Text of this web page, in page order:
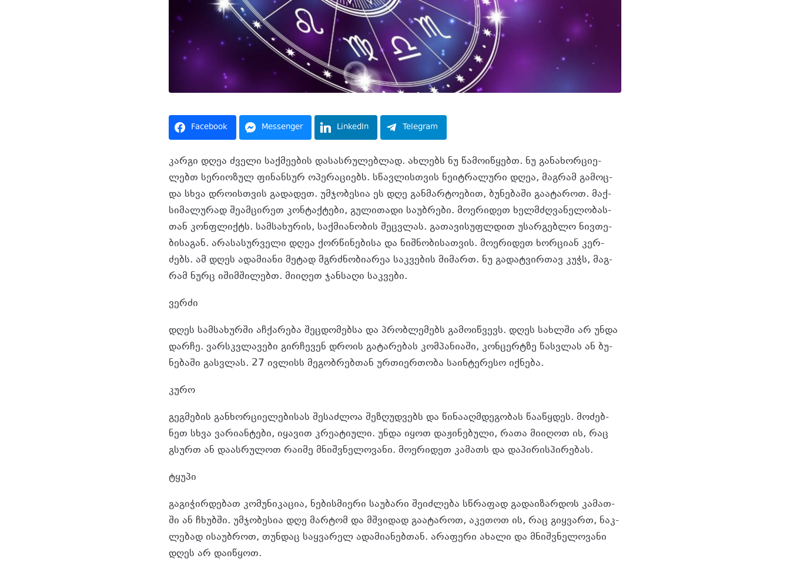
Facebook Messenger LinkedIn Telegram
კარ­გი დღეა ძვე­ლი საქ­მე­ე­ბის და­სას­რუ­ლებ­ლად. ახ­ლებს ნუ წა­მო­ი­წყებთ. ნუ გა­ნა­ხორ­ცი­ე­
ლებთ სე­რი­ო­ზულ ფი­ნან­სურ ოპე­რა­ცი­ებს. სწავ­ლის­თვის ნე­იტ­რა­ლუ­რი დღეა, მაგ­რამ გა­მოც­
და სხვა დრო­ის­თვის გა­და­დეთ. უმ­ჯო­ბე­სია ეს დღე გან­მარ­ტო­ე­ბით, ბუ­ნე­ბა­ში გა­ა­ტა­როთ. მაქ­
სი­მა­ლუ­რად შე­ამ­ცი­რეთ კონ­ტაქ­ტე­ბი, გუ­ლი­თა­დი სა­უბ­რე­ბი. მო­ე­რი­დეთ ხელ­მძღვა­ნე­ლო­ბას­
თან კონ­ფლიქტს. სამ­სა­ხუ­რის, საქ­მი­ა­ნო­ბის შეც­ვლას. გა­თა­ვი­სუფ­ლდით უსარ­გებ­ლო ნივ­თე­
ბი­სა­გან. არა­სა­სურ­ვე­ლი დღეა ქორ­წი­ნე­ბი­სა და ნიშ­ნო­ბი­სათ­ვის. მო­ე­რი­დეთ ხორ­ცი­ან კერ­
ძებს. ამ დღეს ადა­მი­ა­ნი მე­ტად მგრძნო­ბი­ა­რეა საკ­ვე­ბის მი­მართ. ნუ გა­დატ­ვირ­თავ კუჭს, მაგ­
რამ ნურც იშიმ­ში­ლებთ. მი­ი­ღეთ ჯან­სა­ღი საკ­ვე­ბი.
ვერ­ძი
დღეს სამ­სა­ხურ­ში აჩ­ქა­რე­ბა შეც­დო­მებ­სა და პრობ­ლე­მებს გა­მო­იწ­ვევს. დღეს სახ­ლში არ უნდა
დარ­ჩე. ვარ­სკვლა­ვე­ბი გირ­ჩე­ვენ დრო­ის გა­ტა­რე­ბას კომ­პა­ნი­ა­ში, კონ­ცერ­ტზე წას­ვლას ან ბუ­
ნე­ბა­ში გას­ვლას. 27 ივ­ლისს მე­გობ­რებ­თან ურ­თი­ერ­თო­ბა სა­ინ­ტე­რე­სო იქ­ნე­ბა.
კურო
გეგ­მე­ბის გან­ხორ­ცი­ე­ლე­ბი­სას შე­საძ­ლოა შე­ზღუდ­ვებს და წი­ნა­აღ­მდე­გო­ბას წა­ა­წყდეს. მო­ძებ­
ნეთ სხვა ვა­რი­ან­ტე­ბი, იყა­ვით კრე­ა­ტი­უ­ლი. უნდა იყოთ და­ჟი­ნე­ბუ­ლი, რათა მი­ი­ღოთ ის, რაც
გსურთ ან და­ას­რუ­ლოთ რა­ი­მე მნიშ­ვნე­ლო­ვა­ნი. მო­ე­რი­დეთ კა­მათს და და­პი­რის­პი­რე­ბას.
ტყუ­პი
გა­გი­ჭირ­დე­ბათ კო­მუ­ნი­კა­ცია, ნე­ბის­მი­ე­რი სა­უ­ბა­რი შე­იძ­ლე­ბა სწრა­ფად გა­და­ი­ზარ­დოს კა­მათ­
ში ან ჩხუბ­ში. უმ­ჯო­ბე­სია დღე მარ­ტომ და მშვი­დად გა­ა­ტა­როთ, აკე­თოთ ის, რაც გიყ­ვართ, ნაკ­
ლე­ბად ისა­უბ­როთ, თუნ­დაც საყ­ვა­რელ ადა­მი­ა­ნებ­თან. არა­ფე­რი ახა­ლი და მნიშ­ვნე­ლო­ვა­ნი
დღეს არ და­ი­წყოთ.